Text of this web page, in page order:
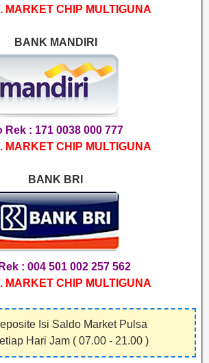
MARKET CHIP MULTIGUNA
BANK MANDIRI
Rek : 171 0038 000 777
MARKET CHIP MULTIGUNA
BANK BRI
: 004 501 002 257 562
MARKET CHIP MULTIGUNA
Isi Saldo Market Pulsa
Hari Jam ( 07.00 - 21.00 )